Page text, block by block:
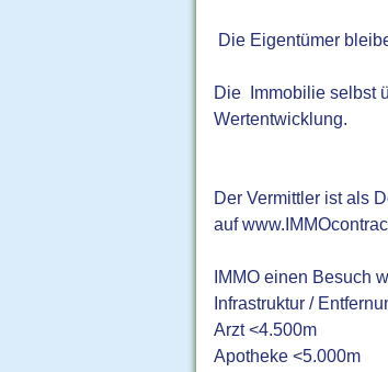
Die Eigentümer
Die Immobilie selbst
Wertentwicklung.
Der Vermittler ist als
auf
IMMO einen Besuch
Infrastruktur /
Arzt <4.500m
Apotheke <5.000m